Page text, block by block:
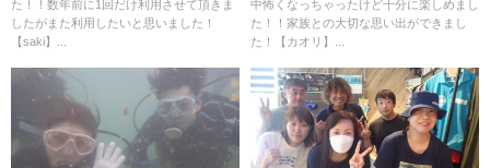
た！！数年前に1回だけ利用させて頂きま
したがまた利用したいと思いました！
【saki】...
中怖くなっちゃったけど十分に楽しめまし
た！！家族との大切な思い出ができまし
た！【カオリ】...